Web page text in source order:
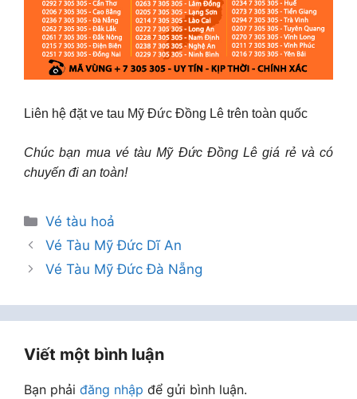
Liên hệ đặt ve tau Mỹ Đức Đồng Lê trên toàn quốc
Chúc bạn mua vé tàu Mỹ Đức Đồng Lê giá rẻ và có
chuyến đi an toàn!
Danh
mục
Vé tàu hoả
Vé Tàu Mỹ Đức Dĩ An
Vé Tàu Mỹ Đức Đà Nẵng
Viết một bình luận
Bạn phải đăng nhập để gửi bình luận.